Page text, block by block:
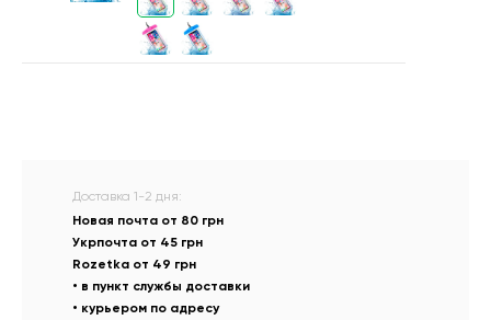
Доставка 1-2 дня:
Новая почта от 80 грн
Укрпочта от 45 грн
Rozetka от 49 грн
• в пункт службы доставки
• курьером по адресу